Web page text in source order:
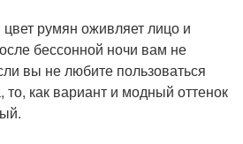
румян оживляет лицо и
бессонной ночи вам не
вы не любите пользоваться
то, как вариант и модный оттенок